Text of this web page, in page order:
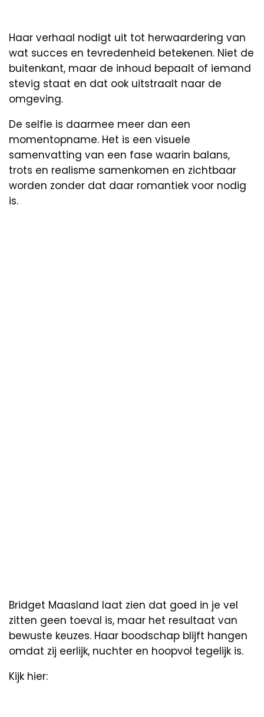
Haar verhaal nodigt uit tot herwaardering van
wat succes en tevredenheid betekenen. Niet de
buitenkant, maar de inhoud bepaalt of iemand
stevig staat en dat ook uitstraalt naar de
omgeving.
De selfie is daarmee meer dan een
momentopname. Het is een visuele
samenvatting van een fase waarin balans,
trots en realisme samenkomen en zichtbaar
worden zonder dat daar romantiek voor nodig
is.
Bridget Maasland laat zien dat goed in je vel
zitten geen toeval is, maar het resultaat van
bewuste keuzes. Haar boodschap blijft hangen
omdat zij eerlijk, nuchter en hoopvol tegelijk is.
Kijk hier: